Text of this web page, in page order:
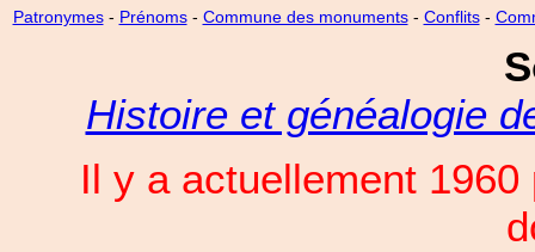
Patronymes- Prénoms- Commune des monuments- Conflits-
Histoire et généalogie
Il y a actuellement